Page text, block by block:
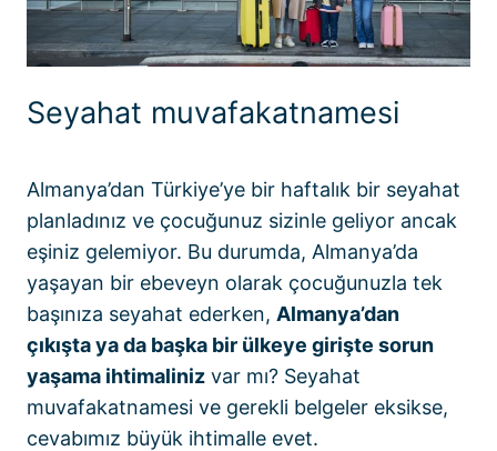
Seyahat muvafakatnamesi
Almanya’dan Türkiye’ye bir haftalık bir seyahat
planladınız ve çocuğunuz sizinle geliyor ancak
eşiniz gelemiyor. Bu durumda, Almanya’da
yaşayan bir ebeveyn olarak çocuğunuzla tek
başınıza seyahat ederken, Almanya’dan
çıkışta ya da başka bir ülkeye girişte sorun
yaşama ihtimaliniz var mı? Seyahat
muvafakatnamesi ve gerekli belgeler eksikse,
cevabımız büyük ihtimalle evet.